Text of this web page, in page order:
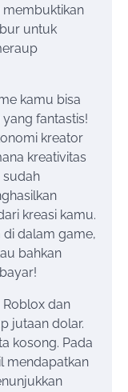
membuktikan
untuk
kamu bisa
fantastis!
kreator
kreativitas
sudah
kreasi kamu.
di dalam game,
bahkan
dan
jutaan dolar.
kosong. Pada
mendapatkan